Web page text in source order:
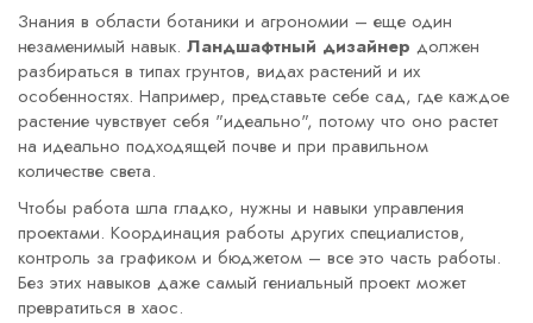
Знания в области ботаники и агрономии – еще один
незаменимый навык. Ландшафтный дизайнер должен
разбираться в типах грунтов, видах растений и их
особенностях. Например, представьте себе сад, где каждое
растение чувствует себя "идеально", потому что оно растет
на идеально подходящей почве и при правильном
количестве света.
Чтобы работа шла гладко, нужны и навыки управления
проектами. Координация работы других специалистов,
контроль за графиком и бюджетом – все это часть работы.
Без этих навыков даже самый гениальный проект может
превратиться в хаос.